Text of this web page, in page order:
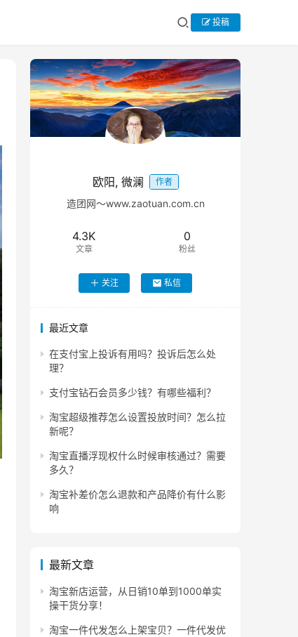
投稿
欧阳, 微澜 作者
造团网～www.zaotuan.com.cn
4.3K
文章
0
粉丝
关注 私信
最近文章
在支付宝上投诉有用吗？投诉后怎么处
理？
支付宝钻石会员多少钱？有哪些福利？
淘宝超级推荐怎么设置投放时间？怎么拉
新呢？
淘宝直播浮现权什么时候审核通过？需要
多久？
淘宝补差价怎么退款和产品降价有什么影
响
最新文章
淘宝新店运营，从日销10单到1000单实
操干货分享！
淘宝一件代发怎么上架宝贝？一件代发优